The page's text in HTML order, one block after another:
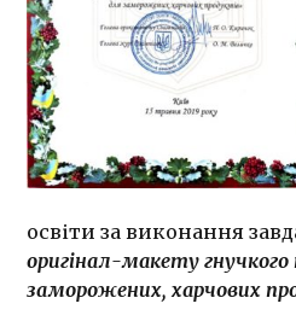
освіти за виконання
оригінал-макету гнучкого
заморожених, харчових